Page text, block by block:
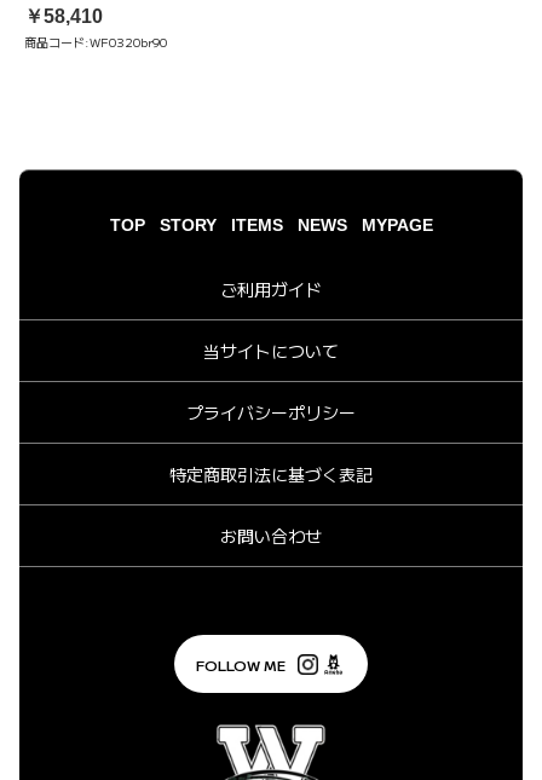
￥58,410
商品コード:WF0320br90
TOP STORY ITEMS NEWS MYPAGE
ご利用ガイド
当サイトについて
プライバシーポリシー
特定商取引法に基づく表記
お問い合わせ
FOLLOW ME